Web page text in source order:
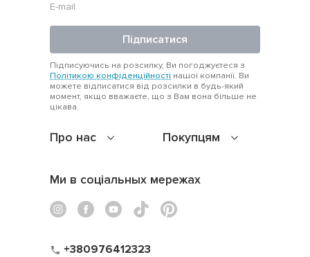
Про нас Покупцям
Підписатися
Підписуючись на розсилку, Ви погоджуєтеся з
Політикою конфіденційності нашої компанії. Ви
можете відписатися від розсилки в будь-який
момент, якщо вважаєте, що з Вам вона більше не
цікава.
Ми в соціальных мережах
+380976412323